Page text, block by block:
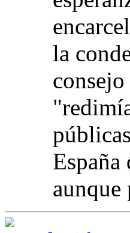
la
aunque